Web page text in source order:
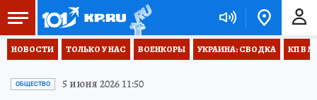
НОВОСТИ ТОЛЬКО У НАС ВОЕНКОРЫ УКРАИНА: СВОДКА КП В
ОБЩЕСТВО 5 июня 2026 11:50